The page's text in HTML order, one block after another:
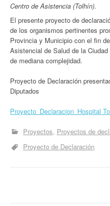
Centro de Asistencia (Tolhín).
El presente proyecto de
de los organismos pertinentes
Provincia y Municipio con el fin
Asistencial de Salud de la
de mediana complejidad.
Proyecto de Declaración
Diputados
Proyecto_Declaracion_Hospital
Proyectos Proyectos de
Proyecto de Declaración